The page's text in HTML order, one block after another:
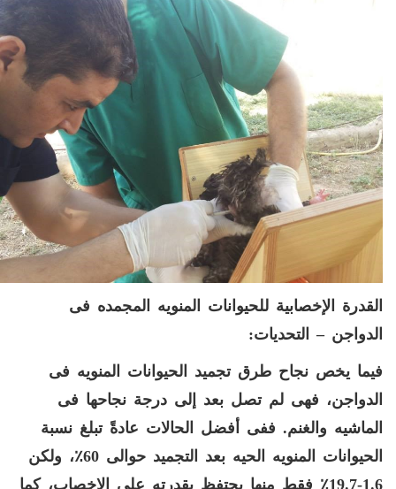
القدرة الإخصابية للحيوانات المنويه المجمده فى
الدواجن –
التحديات:
فيما يخص نجاح طرق تجميد الحيوانات المنويه فى
الدواجن، فهى لم تصل بعد إلى درجة نجاحها فى
الماشيه والغنم. ففى أفضل الحالات عادةً تبلغ نسبة
الحيوانات المنويه الحيه بعد التجميد حوالى 60٪، ولكن
1.6-19.7
٪ فقط منها يحتفظ بقدرته على الإخصاب، كما